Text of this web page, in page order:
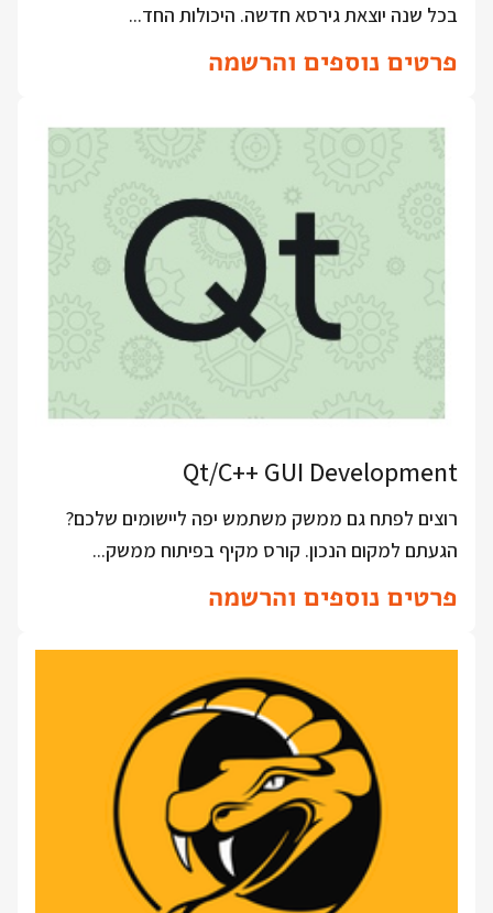
בכל שנה יוצאת גירסא חדשה. היכולות החד...
פרטים נוספים והרשמה
Qt/C++ GUI Development
רוצים לפתח גם ממשק משתמש יפה ליישומים שלכם?
הגעתם למקום הנכון. קורס מקיף בפיתוח ממשק...
פרטים נוספים והרשמה